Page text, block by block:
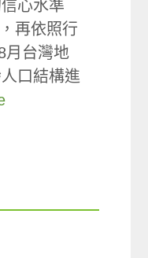
心水準
再依照行
月台灣地
口結構進